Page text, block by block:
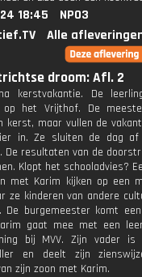
18:45
NPO3
Alle
droom: Afl. 2
kerstvakantie. De
op het Vrijthof. De
kerst, maar vullen de
in. Ze sluiten de dag
De resultaten van de
Klopt het schooladvies?
met Karim kijken op een
ze kinderen van andere
De burgemeester komt
gaat mee met een
bij MVV. Zijn vader is
en deelt zijn
zijn zoon met Karim.